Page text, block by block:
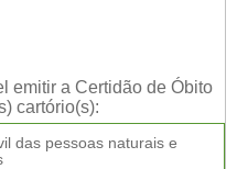
emitir a Certidão de Óbito
cartório(s):
das pessoas naturais e